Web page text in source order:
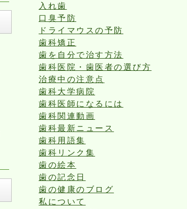
入れ歯
口臭予防
ドライマウスの予防
歯科矯正
歯を自分で治す方法
歯科医院・歯医者の選び方
治療中の注意点
歯科大学病院
歯科医師になるには
歯科関連動画
歯科最新ニュース
歯科用語集
歯科リンク集
歯の絵本
歯の記念日
歯の健康のブログ
私について